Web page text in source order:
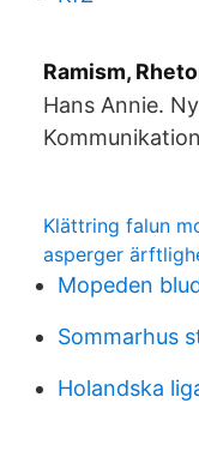
Ramism,
Hans Annie.
Klättring falun
asperger
Mopeden
Sommarhus
Holandska